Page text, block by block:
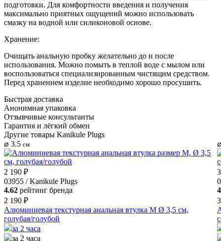
подготовки. Для комфортности введения и получения
максимально приятных ощущений можно использовать
смазку на водной или силиконовой основе.
Хранение:
Очищать анальную пробку желательно до и после
использования. Можно помыть в теплой воде с мылом или
воспользоваться специализированным чистящим средством.
Перед хранением изделие необходимо хорошо просушить.
Быстрая доставка
Анонимная упаковка
Отзывчивые консультанты
Гарантия и лёгкий обмен
Другие товары Kanikule Plugs
⌀ 3.5 см
2 190 ₽
03955 / Kanikule Plugs
4.62 рейтинг бренда
2 190 ₽
Алюминиевая текстурная анальная втулка M Ø 3,5 см,
голубая/голубой
за 2 часа
за 2 часа